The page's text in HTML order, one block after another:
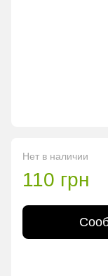
Нет в наличии
110 грн